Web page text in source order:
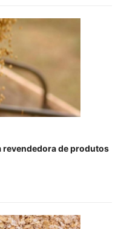
revendedora de produtos